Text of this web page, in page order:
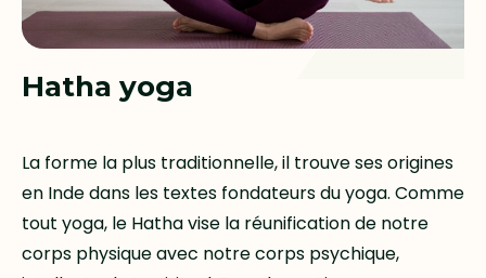
Hatha yoga
La forme la plus traditionnelle, il trouve ses origines
en Inde dans les textes fondateurs du yoga. Comme
tout yoga, le Hatha vise la réunification de notre
corps physique avec notre corps psychique,